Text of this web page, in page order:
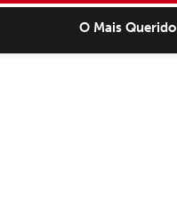
O Mais Querido